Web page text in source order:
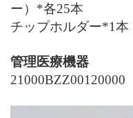
ー）*各25本
チップホルダー*1本
管理医療機器
21000BZZ00120000